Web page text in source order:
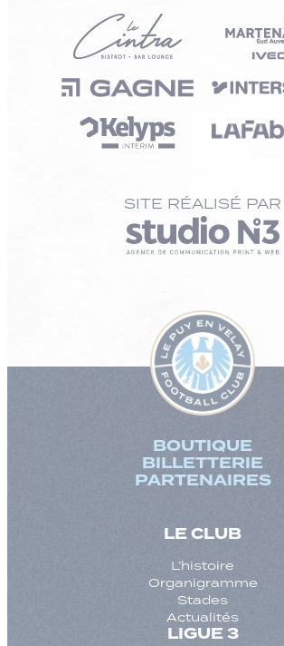
SITE RÉALISÉ PAR
BOUTIQUE
BILLETTERIE
PARTENAIRES
LE CLUB
L’histoire
Organigramme
Stades
Actualités
LIGUE 3